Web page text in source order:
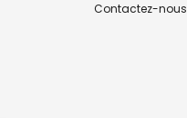
Contactez-nous